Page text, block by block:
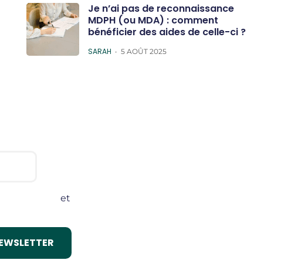
Je n’ai pas de reconnaissance
MDPH (ou MDA) : comment
bénéficier des aides de celle-ci ?
POSTED
SARAH 5 AOÛT 2025
et